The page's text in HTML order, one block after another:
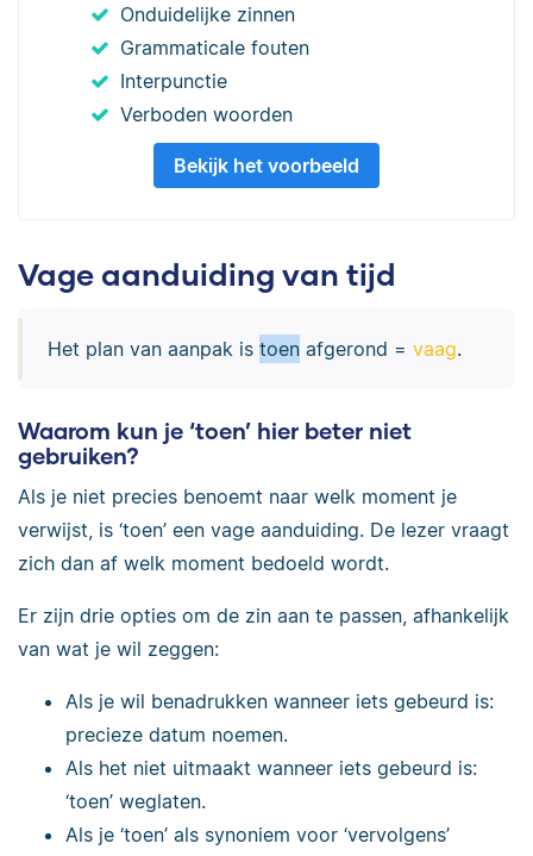
Onduidelijke zinnen
Grammaticale fouten
Interpunctie
Verboden woorden
Bekijk het voorbeeld
Vage aanduiding van tijd
Het plan van aanpak is toenafgerond = vaag.
Waarom kun je ‘toen’ hier beter niet
gebruiken?
Als je niet precies benoemt naar welk moment je
verwijst, is ‘toen’ een vage aanduiding. De lezer vraagt
zich dan af welk moment bedoeld wordt.
Er zijn drie opties om de zin aan te passen, afhankelijk
van wat je wil zeggen:
Als je wil benadrukken wanneer iets gebeurd is:
precieze datum noemen.
Als het niet uitmaakt wanneer iets gebeurd is:
‘toen’ weglaten.
Als je ‘toen’ als synoniem voor ‘vervolgens’